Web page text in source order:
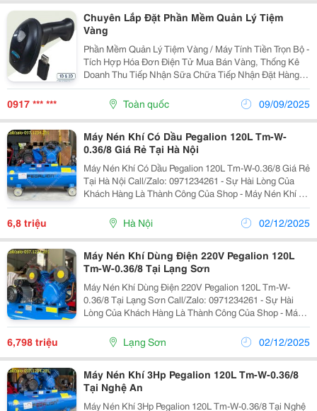
Chuyên Lắp Đặt Phần Mềm Quản Lý Tiệm
Vàng
Phần Mềm Quản Lý Tiệm Vàng / Máy Tính Tiền Trọn Bộ -
Tích Hợp Hóa Đơn Điện Tử Mua Bán Vàng, Thống Kê
Doanh Thu Tiếp Nhận Sữa Chữa Tiếp Nhận Đặt Hàng
Gia Công Tích Hợp Cầm Đồ Quản Lý Hàng Hoá Tồn
Kho&Hellip; In Tem Sản Phẩm Trực Tiếp...
0917 *** *** Toàn quốc 09/09/2025
Máy Nén Khí Có Dầu Pegalion 120L Tm-W-
0.36/8 Giá Rẻ Tại Hà Nội
Máy Nén Khí Có Dầu Pegalion 120L Tm-W-0.36/8 Giá Rẻ
Tại Hà Nội Call/Zalo: 0971234261 - Sự Hài Lòng Của
Khách Hàng Là Thành Công Của Shop - Máy Nén Khí Có
Dầu Pegalion 120L Tm-W-0.36/8 Phù Hợp Cho Các Đơn
Vị Sửa Chữa, Tiệm Rửa Xe, Cơ Sở Sản Xuất...
6,8 triệu Hà Nội 02/12/2025
Máy Nén Khí Dùng Điện 220V Pegalion 120L
Tm-W-0.36/8 Tại Lạng Sơn
Máy Nén Khí Dùng Điện 220V Pegalion 120L Tm-W-
0.36/8 Tại Lạng Sơn Call/Zalo: 0971234261 - Sự Hài
Lòng Của Khách Hàng Là Thành Công Của Shop - Máy
Nén Khí Có Dầu Pegalion 120L Tm-W-0.36/8 Phù Hợp
Cho Các Đơn Vị Sửa Chữa, Tiệm Rửa Xe, Cơ Sở
6,798 triệu Lạng Sơn 02/12/2025
Máy Nén Khí 3Hp Pegalion 120L Tm-W-0.36/8
Tại Nghệ An
Máy Nén Khí 3Hp Pegalion 120L Tm-W-0.36/8 Tại Nghệ